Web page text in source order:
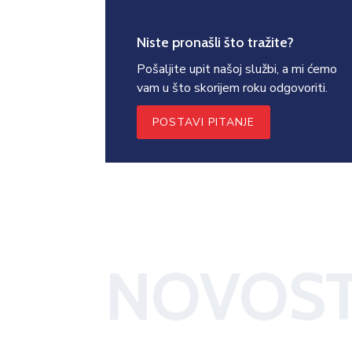
Niste pronašli što tražite?
Pošaljite upit našoj službi, a mi ćemo
vam u što skorijem roku odgovoriti.
POSTAVI PITANJE